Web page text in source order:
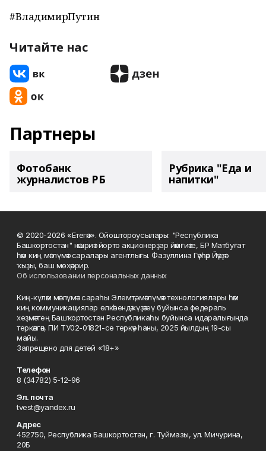
#ВладимирПутин
Читайте нас
Партнеры
Фотобанк
журналистов РБ
Рубрика "Еда и
напитки"
© 2020-2026 «Етегән». Ойоштороусылары: "Республика
Башкортостан" нәшриәт йорто акционерҙар йәмғиәте, БР Матбуғат
һәм киң мәғлүмәт саралары агентлығы. Фазуллина Гәүһәр Йәүҙәт
ҡыҙы, баш мөхәррир.
Об использовании персональных данных
Киң-күләм мәғлүмәт сараһы Элемтә, мәғлүмәт технологиялары һәм
киң коммуникациялар өлкәһендә күҙәтеү буйынса федераль
хеҙмәттең Башҡортостан Республикаһы буйынса идаралығында
теркәлгән, ПИ ТУ02-01821-се теркәү һаны, 2025 йылдың 19-сы
майы.
Запрещено для детей «18+»
Телефон
8 (34782) 5-12-96
Эл. почта
tvest@yandex.ru
Адрес
452750, Республика Башкортостан, г. Туймазы, ул. Мичурина,
20Б